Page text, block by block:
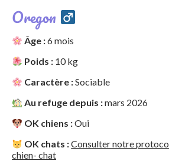
Oregon
Âge :6 mois
Poids : 10 kg
Caractère :Sociable
Au refuge depuis :mars 2026
OK chiens :Oui
OK chats :Consulter notre
chien- chat